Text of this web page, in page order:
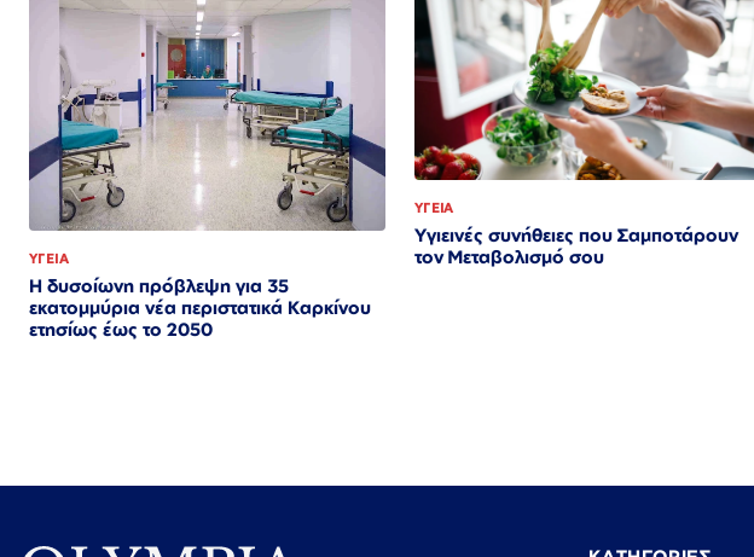
ΥΓΕΙΑ
Η δυσοίωνη πρόβλεψη για 35
εκατομμύρια νέα περιστατικά Καρκίνου
ετησίως έως το 2050
ΥΓΕΙΑ
Υγιεινές συνήθειες που Σαμποτάρουν
τον Μεταβολισμό σου